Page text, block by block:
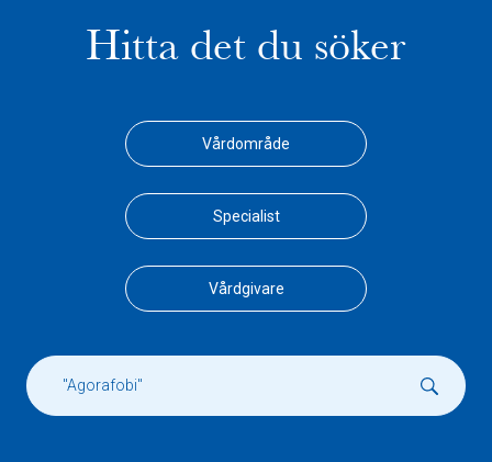
Hitta det du söker
Vårdområde
Specialist
Vårdgivare